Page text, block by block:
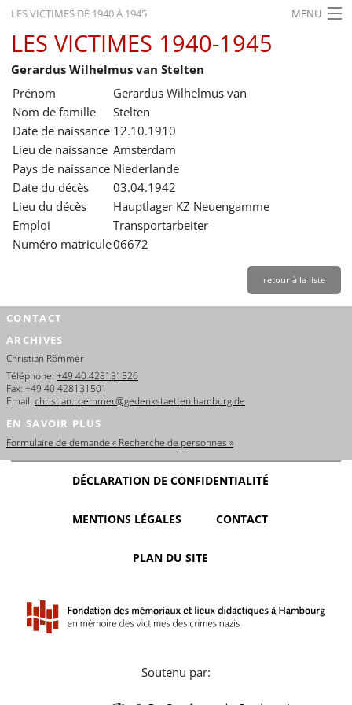
LES VICTIMES DE 1940 À 1945 MENU
ACCUEIL
ACTUALITÉS
EXPOSITIONS
HISTORIQUE
FORMATION
RECHERCHE
SERVICE
LES VICTIMES 1940-1945
Gerardus Wilhelmus van Stelten
Prénom
Gerardus Wilhelmus van
Nom de famille
Stelten
Date de naissance 12.10.1910
Lieu de naissance Amsterdam
Pays de naissance Niederlande
Date du décès
03.04.1942
Lieu du décès
Hauptlager KZ Neuengamme
Emploi
Transportarbeiter
Numéro matricule06672
retour à la liste
CONTACT
ARCHIVES
Christian Römmer
Téléphone: +49 40 428131526
Fax: +49 40 428131501
Email: christian.roemmer@gedenkstaetten.hamburg.de
EN SAVOIR PLUS
Formulaire de demande « Recherche de personnes »
DÉCLARATION DE CONFIDENTIALITÉ
MENTIONS LÉGALES CONTACT
PLAN DU SITE
Soutenu par: